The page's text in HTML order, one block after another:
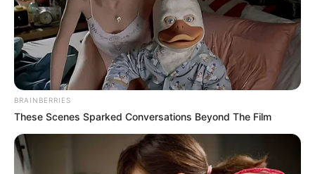
BRAINBERRIES
These Scenes Sparked Conversations Beyond The Film